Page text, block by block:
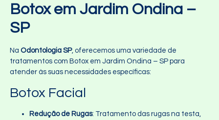
Botox em Jardim Ondina –
SP
Na Odontologia SP, oferecemos uma variedade de
tratamentos com Botox em Jardim Ondina – SP para
atender às suas necessidades específicas:
Botox Facial
Redução de Rugas: Tratamento das rugas na testa,